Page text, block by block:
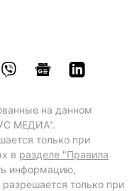
на данном
МЕДИА".
только при
в разделе "Правила
информацию,
только при